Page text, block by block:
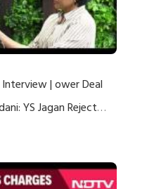
Interview | ower Deal
YS Jagan Rejects